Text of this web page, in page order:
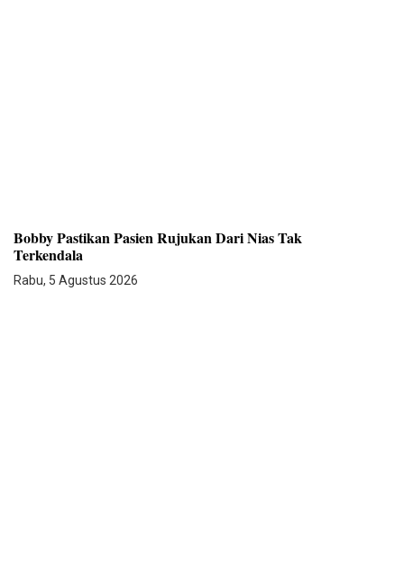
Bobby Pastikan Pasien Rujukan Dari Nias Tak
Terkendala
Rabu, 5 Agustus 2026